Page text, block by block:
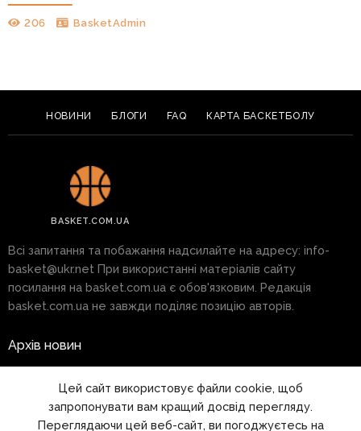
206 BasketAdmin
НОВИНИ БЛОГИ FAQ КАРТА БАСКЕТБОЛУ
BASKET.COM.UA
Всі запитання та побажання надсилайте на адресу: info-
basket@ukr.netПри використанні матеріалів сайту
посилання на basket.com.ua є обов'язковим. Редакція
basket.com.ua не завжди поділяє позицію авторів.
Архів новин
Правила
Цей сайт використовує файли cookie, щоб
запропонувати вам кращий досвід перегляду.
Переглядаючи цей веб-сайт, ви погоджуєтесь на